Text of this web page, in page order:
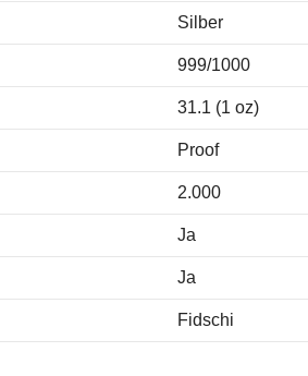
Silber
999/1000
31.1 (1 oz)
Proof
2.000
Ja
Ja
Fidschi